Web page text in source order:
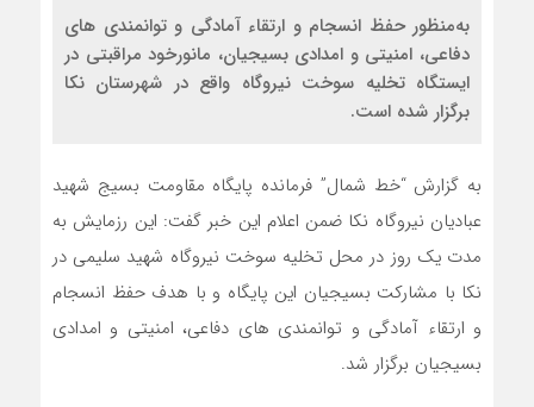
به‌منظور حفظ انسجام و ارتقاء آمادگی و توانمندی‌ های
دفاعی، امنیتی و امدادی بسیجیان، مانورخود مراقبتی در
ایستگاه تخلیه سوخت نیروگاه واقع در شهرستان نکا
برگزار شده است.
به گزارش “خط شمال” فرمانده پایگاه مقاومت بسیج شهید
عبادیان نیروگاه نکا ضمن اعلام این خبر گفت: این رزمایش به
مدت یک روز در محل تخلیه سوخت نیروگاه شهید سلیمی در
نکا با مشارکت بسیجیان این پایگاه و با هدف حفظ انسجام
و ارتقاء آمادگی و توانمندی‌ های دفاعی، امنیتی و امدادی
بسیجیان برگزار شد.